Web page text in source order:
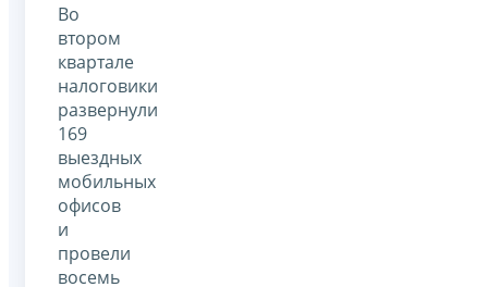
Во
втором
квартале
налоговики
развернули
169
выездных
мобильных
офисов
и
провели
восемь